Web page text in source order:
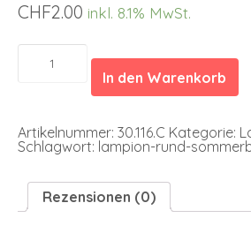
CHF2.00 inkl. 8.1% MwSt.
Lampion
SommerblumenIn den Warenkorb
Artikelnummer: 30.116.C Kategorie:
Schlagwort: lampion-rund-
Rezensionen (0)